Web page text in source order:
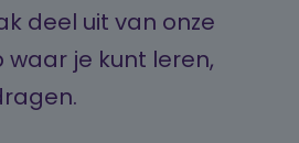
deel uit van onze
je kunt leren,